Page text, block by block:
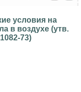
условия на
в воздухе (утв.
73)